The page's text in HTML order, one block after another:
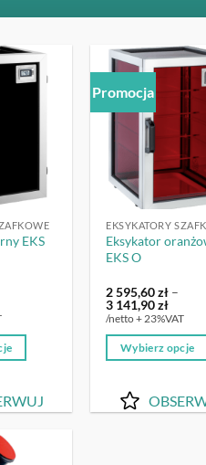
EKS
zł
zł
Promocja
EKSYKATORY
Eksykator
EKS O
2 595,60zł –
3 141,90złZakres
cen:
595,60
/netto + 23%VAT
Wybierz opcje
produkt
ma